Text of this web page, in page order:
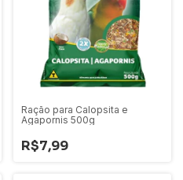
Ração para Calopsita e
Agapornis 500g
R$7,99